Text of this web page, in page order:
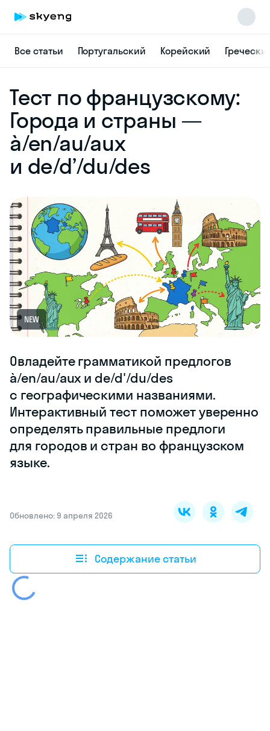
Все статьи Португальский Корейский
Тест по французскому:
Города и страны —
à/en/au/aux
и de/d’/du/des
NEW
Овладейте грамматикой предлогов
à/en/au/aux и de/d'/du/des
с географическими названиями.
Интерактивный тест поможет уверенно
определять правильные предлоги
для городов и стран во французском
языке.
Обновлено: 9 апреля 2026
Содержание статьи
online